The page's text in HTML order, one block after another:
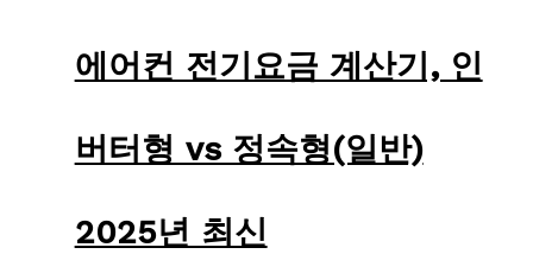
에어컨 전기요금 계산기, 인
버터형 vs 정속형(일반)
2025년 최신